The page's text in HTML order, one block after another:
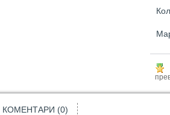
КОМЕНТАРИ (0)